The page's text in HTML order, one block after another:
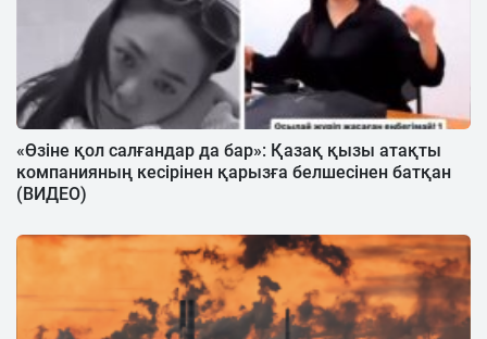
«Өзіне қол салғандар да бар»: Қазақ қызы атақты
компанияның кесірінен қарызға белшесінен батқан
(ВИДЕО)